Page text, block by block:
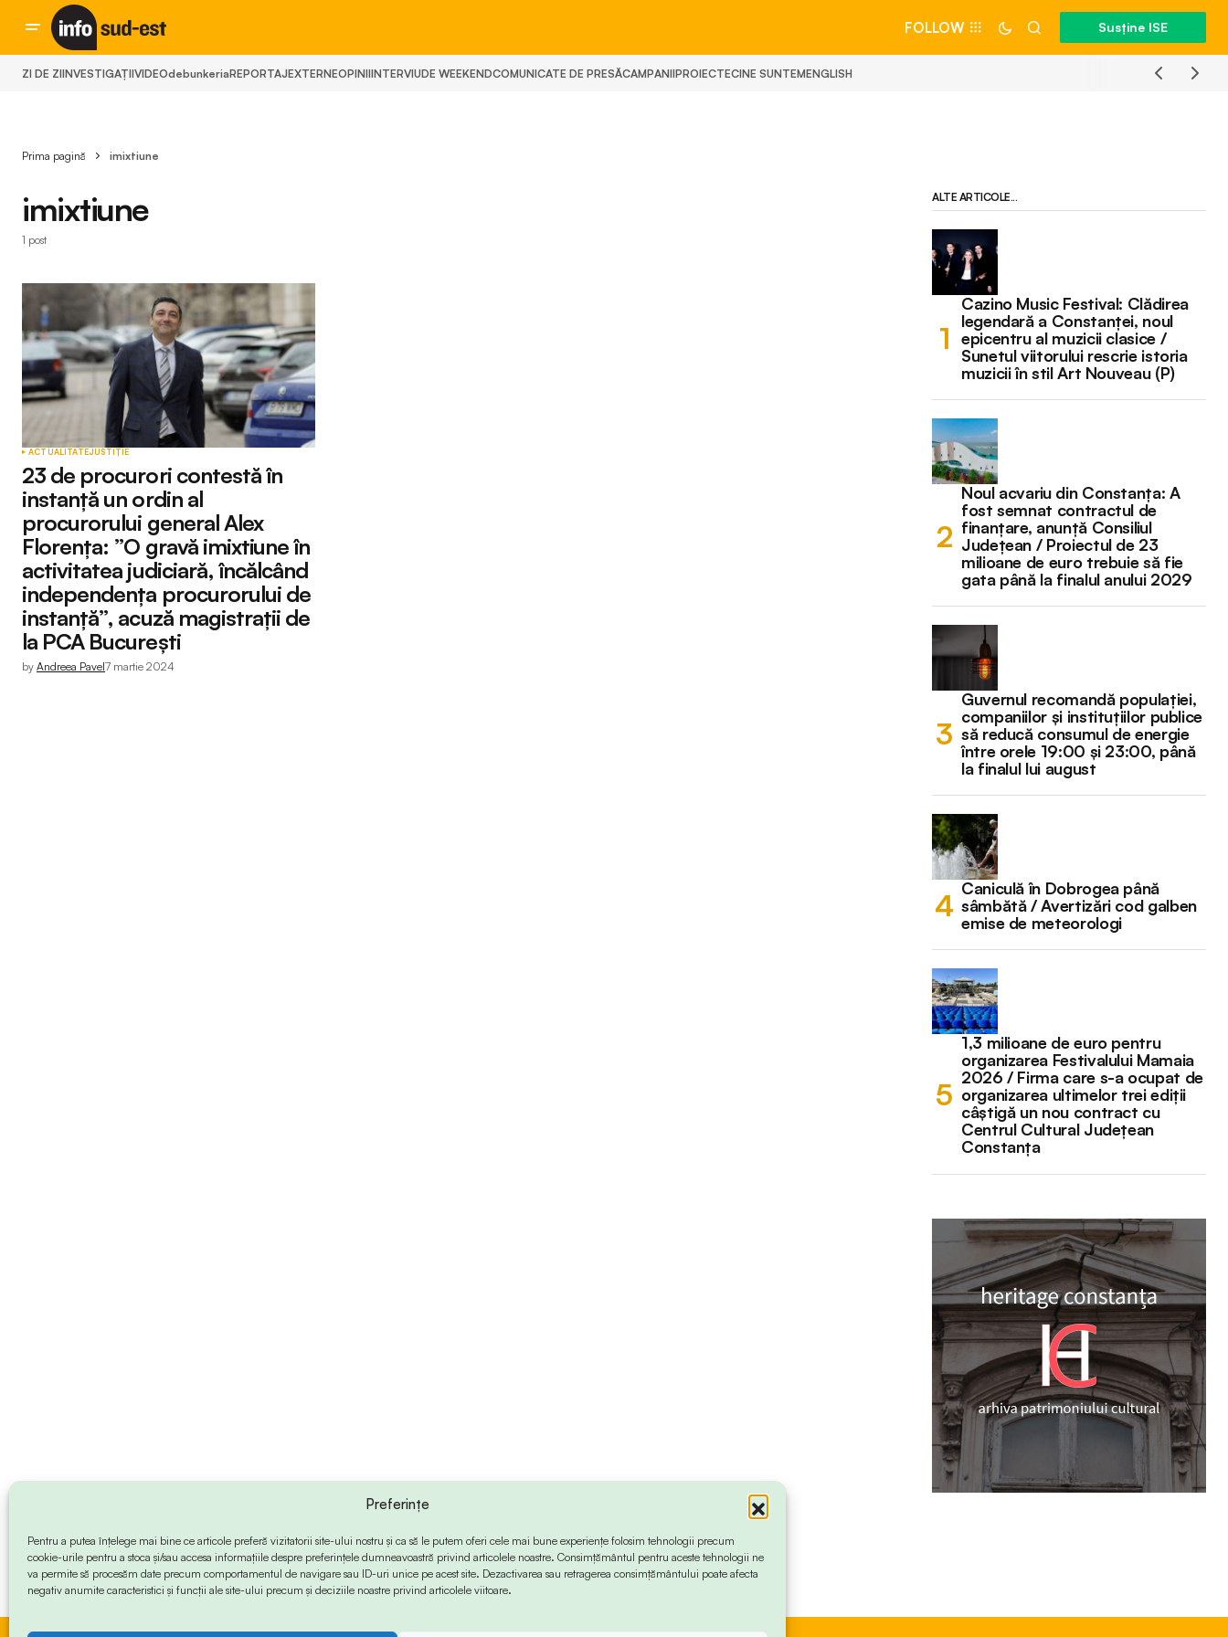
Preferințe
Pentru a putea înțelege mai bine ce articole preferă vizitatorii site-ului nostru și ca să le putem oferi cele mai bune experiențe folosim tehnologii precum
cookie-urile pentru a stoca și/sau accesa informațiile despre preferințele dumneavoastră privind articolele noastre. Consimțământul pentru aceste tehnologii ne
va permite să procesăm date precum comportamentul de navigare sau ID-uri unice pe acest site. Dezactivarea sau retragerea consimțământului poate afecta
negativ anumite caracteristici și funcții ale site-ului precum și deciziile noastre privind articolele viitoare.
FOLLOW Susține ISE
ZI DE ZIINVESTIGAȚIIVIDEOdebunkeriaREPORTAJEXTERNEOPINIIINTERVIUDE WEEKENDCOMUNICATE DE PRESĂCAMPANIIPROIECTECINE SUNTEMENGLISH
Prima pagină imixtiune
imixtiune
1 post
ACTUALITATEJUSTIȚIE
23 de procurori contestă în
instanță un ordin al
procurorului general Alex
Florența: ”O gravă imixtiune în
activitatea judiciară, încălcând
independența procurorului de
instanță”, acuză magistrații de
la PCA București
by Andreea Pavel7 martie 2024
ALTE ARTICOLE...
Cazino Music Festival: Clădirea
legendară a Constanței, noul
epicentru al muzicii clasice /
Sunetul viitorului rescrie istoria
muzicii în stil Art Nouveau (P)
Noul acvariu din Constanța: A
fost semnat contractul de
finanțare, anunță Consiliul
Județean / Proiectul de 23
milioane de euro trebuie să fie
gata până la finalul anului 2029
Guvernul recomandă populației,
companiilor și instituțiilor publice
să reducă consumul de energie
între orele 19:00 și 23:00, până
la finalul lui august
Caniculă în Dobrogea până
sâmbătă / Avertizări cod galben
emise de meteorologi
1,3 milioane de euro pentru
organizarea Festivalului Mamaia
2026 / Firma care s-a ocupat de
organizarea ultimelor trei ediții
câștigă un nou contract cu
Centrul Cultural Județean
Constanța